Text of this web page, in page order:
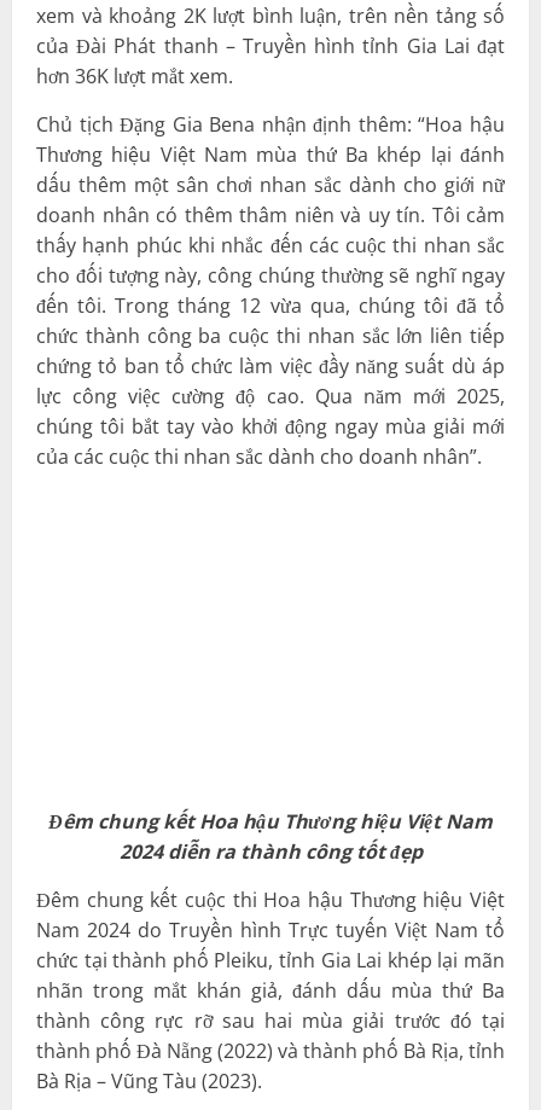
xem và khoảng 2K lượt bình luận, trên nền tảng số
của Đài Phát thanh – Truyền hình tỉnh Gia Lai đạt
hơn 36K lượt mắt xem.
Chủ tịch Đặng Gia Bena nhận định thêm: “Hoa hậu
Thương hiệu Việt Nam mùa thứ Ba khép lại đánh
dấu thêm một sân chơi nhan sắc dành cho giới nữ
doanh nhân có thêm thâm niên và uy tín. Tôi cảm
thấy hạnh phúc khi nhắc đến các cuộc thi nhan sắc
cho đối tượng này, công chúng thường sẽ nghĩ ngay
đến tôi. Trong tháng 12 vừa qua, chúng tôi đã tổ
chức thành công ba cuộc thi nhan sắc lớn liên tiếp
chứng tỏ ban tổ chức làm việc đầy năng suất dù áp
lực công việc cường độ cao. Qua năm mới 2025,
chúng tôi bắt tay vào khởi động ngay mùa giải mới
của các cuộc thi nhan sắc dành cho doanh nhân”.
Đêm chung kết Hoa hậu Thương hiệu Việt Nam
2024 diễn ra thành công tốt đẹp
Đêm chung kết cuộc thi Hoa hậu Thương hiệu Việt
Nam 2024 do Truyền hình Trực tuyến Việt Nam tổ
chức tại thành phố Pleiku, tỉnh Gia Lai khép lại mãn
nhãn trong mắt khán giả, đánh dấu mùa thứ Ba
thành công rực rỡ sau hai mùa giải trước đó tại
thành phố Đà Nẵng (2022) và thành phố Bà Rịa, tỉnh
Bà Rịa – Vũng Tàu (2023).